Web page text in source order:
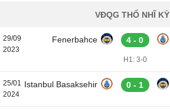
VĐQG THỔ NHĨ KỲ
29/09
2023
Fenerbahce 4 - 0
H1: 3-0
25/01
2024
Istanbul Basaksehir 0 - 1